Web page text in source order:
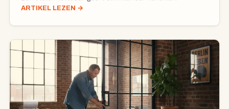
ARTIKEL LEZEN →